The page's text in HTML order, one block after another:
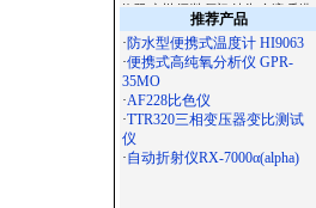
洛阳-广州-深圳-厦门-汕头-台湾-香港-
澳门-天津-西安-宝鸡-杭州-温州-常州-
无锡-苏州-南京-镇江-扬州-南通-合肥-
徐州-常熟-石家庄-太原-呼和浩特-沈
阳-长春-哈尔滨-南京-合肥-福州-南昌-
济南-郑州-武汉-长沙-广州-南宁-海口-
成都-贵阳-昆明-拉萨-西安-兰州-西宁-
银川-乌鲁木齐-杭州-沈阳-长春-哈尔
滨-济南-武汉-广州-南宁-成都 -西安-
推荐产品
·防水型便携式温度计 HI9063
·便携式高纯氧分析仪 GPR-
35MO
·AF228比色仪
·TTR320三相变压器变比测试
仪
·自动折射仪RX-7000α(alpha)